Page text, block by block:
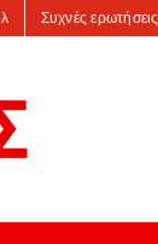
Συχνές ερωτήσεις